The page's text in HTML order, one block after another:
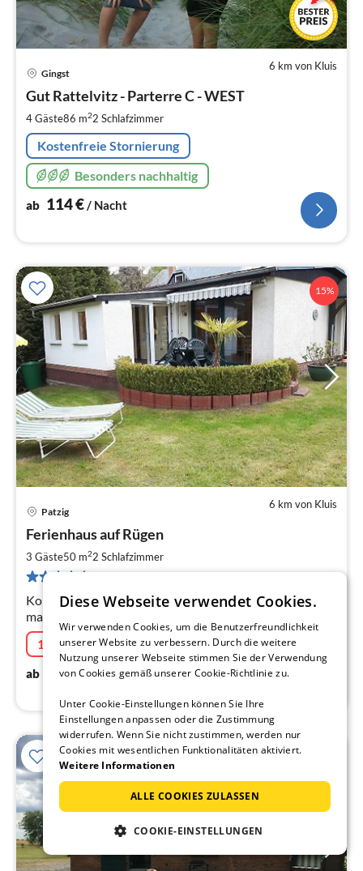
6 km von Kluis
Gingst
Gut Rattelvitz - Parterre C - WEST
4 Gäste86 m22 Schlafzimmer
Kostenfreie Stornierung
Besonders nachhaltig
ab 114€ / Nacht
15%
6 km von Kluis
Patzig
Ferienhaus auf Rügen
3 Gäste50 m22 Schlafzimmer
11 Bewertungen
Komfortables Ferienhaus in Patzig für 2 Personen, bis
maximal 3 Personen
15% Last-Minute
07.08.2026 - 31.08.2026
ab
65€ / Nacht
Diese Webseite verwendet Cookies.
Wir verwenden Cookies, um die Benutzerfreundlichkeit
unserer Website zu verbessern. Durch die weitere
Nutzung unserer Webseite stimmen Sie der Verwendung
von Cookies gemäß unserer Cookie-Richtlinie zu.
Unter Cookie-Einstellungen können Sie Ihre
Einstellungen anpassen oder die Zustimmung
widerrufen. Wenn Sie nicht zustimmen, werden nur
Cookies mit wesentlichen Funktionalitäten aktiviert.
Weitere Informationen
ALLE COOKIES ZULASSEN
COOKIE-EINSTELLUNGEN